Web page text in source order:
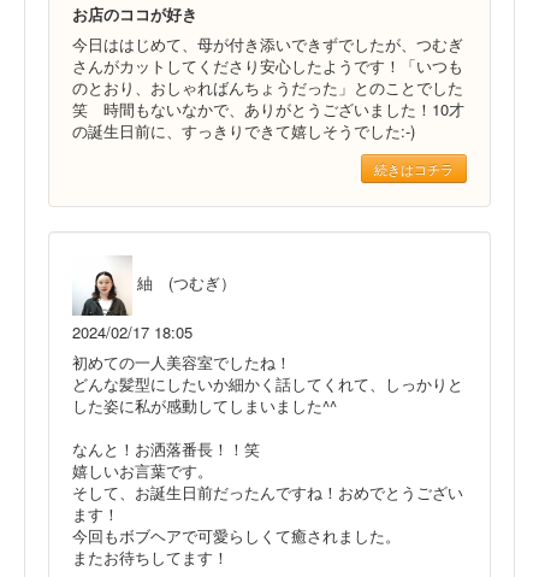
お店のココが好き
今日ははじめて、母が付き添いできずでしたが、つむぎ
さんがカットしてくださり安心したようです！「いつも
のとおり、おしゃればんちょうだった」とのことでした
笑 時間もないなかで、ありがとうございました！10才
の誕生日前に、すっきりできて嬉しそうでした:⁠-⁠)
続きはコチラ
紬 (つむぎ）
2024/02/17 18:05
初めての一人美容室でしたね！
どんな髪型にしたいか細かく話してくれて、しっかりと
した姿に私が感動してしまいました^^
なんと！お洒落番長！！笑
嬉しいお言葉です。
そして、お誕生日前だったんですね！おめでとうござい
ます！
今回もボブヘアで可愛らしくて癒されました。
またお待ちしてます！